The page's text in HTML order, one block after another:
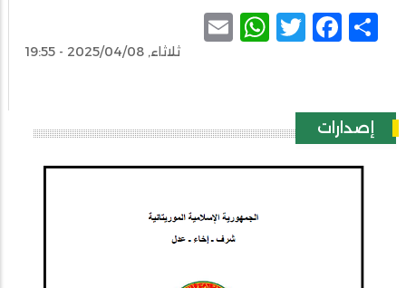
Share
Facebook
Twitter
WhatsApp
ثلاثاء, 2025/04/08 - 19:55
إصدارات